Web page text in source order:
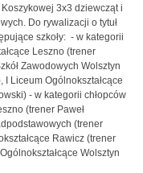
3x3 dziewcząt i
Do rywalizacji o tytuł
szkoły: - w kategorii
Leszno (trener
Zawodowych Wolsztyn
Liceum Ogólnokształcące
- w kategorii chłopców
(trener Paweł
(trener
Rawicz (trener
Wolsztyn